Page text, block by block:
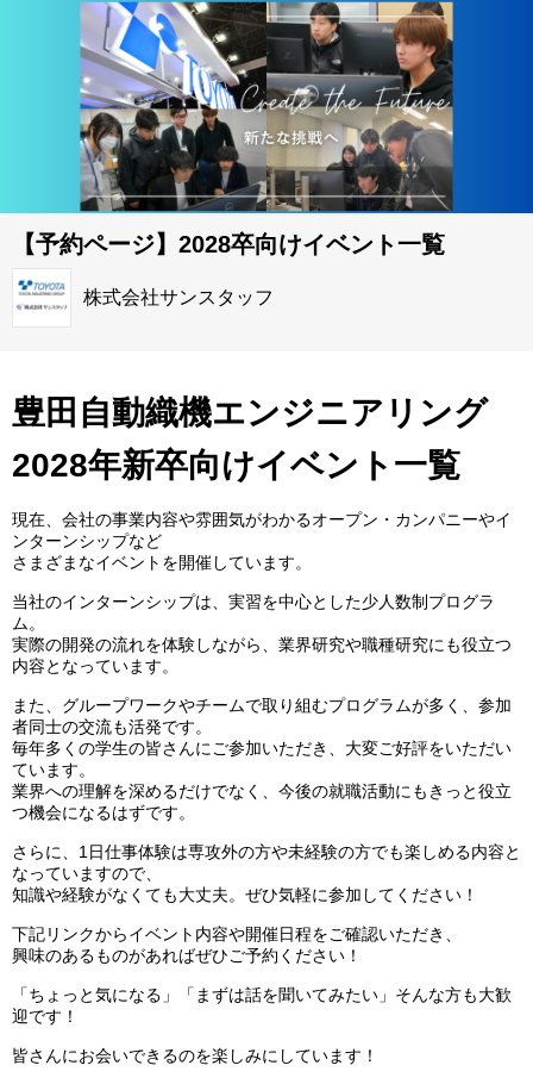
【予約ページ】2028卒向けイベント一覧
株式会社サンスタッフ
豊田自動織機エンジニアリング
2028年新卒向けイベント一覧
現在、会社の事業内容や雰囲気がわかるオープン・カンパニーやイ
ンターンシップなど
さまざまなイベントを開催しています。
当社のインターンシップは、実習を中心とした少人数制プログラ
ム。
実際の開発の流れを体験しながら、業界研究や職種研究にも役立つ
内容となっています。
また、グループワークやチームで取り組むプログラムが多く、参加
者同士の交流も活発です。
毎年多くの学生の皆さんにご参加いただき、大変ご好評をいただい
ています。
業界への理解を深めるだけでなく、今後の就職活動にもきっと役立
つ機会になるはずです。
さらに、1日仕事体験は専攻外の方や未経験の方でも楽しめる内容と
なっていますので、
知識や経験がなくても大丈夫。ぜひ気軽に参加してください！
下記リンクからイベント内容や開催日程をご確認いただき、
興味のあるものがあればぜひご予約ください！
「ちょっと気になる」「まずは話を聞いてみたい」そんな方も大歓
迎です！
皆さんにお会いできるのを楽しみにしています！